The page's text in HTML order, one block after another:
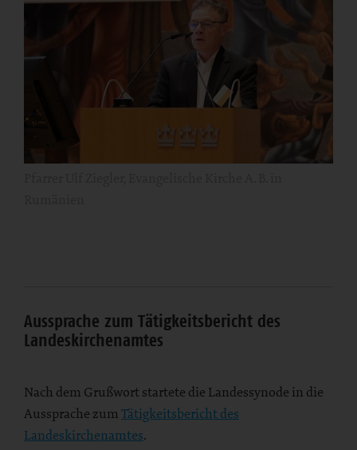
Aussprache zum Tätigkeitsbericht des
Landeskirchenamtes
Nach dem Grußwort startete die Landessynode in die
Aussprache zumTätigkeitsbericht des
Landeskirchenamtes.